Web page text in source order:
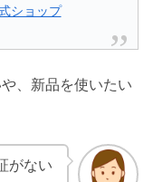
ショップ
、新品を使いたい
がない